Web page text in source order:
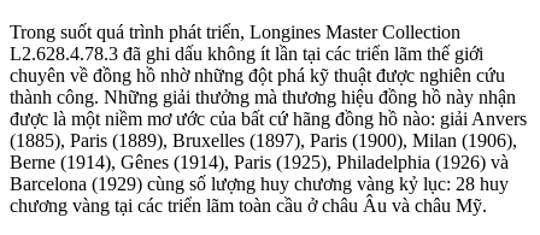
Trong suốt quá trình phát triển, Longines Master Collection
L2.628.4.78.3 đã ghi dấu không ít lần tại các triển lãm thế giới
chuyên về đồng hồ nhờ những đột phá kỹ thuật được nghiên cứu
thành công. Những giải thưởng mà thương hiệu đồng hồ này nhận
được là một niềm mơ ước của bất cứ hãng đồng hồ nào: giải Anvers
(1885), Paris (1889), Bruxelles (1897), Paris (1900), Milan (1906),
Berne (1914), Gênes (1914), Paris (1925), Philadelphia (1926) và
Barcelona (1929) cùng số lượng huy chương vàng kỷ lục: 28 huy
chương vàng tại các triển lãm toàn cầu ở châu Âu và châu Mỹ.